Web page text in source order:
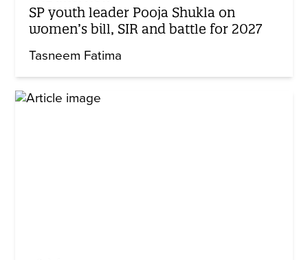
SP youth leader Pooja Shukla on
women’s bill, SIR and battle for 2027
Tasneem Fatima